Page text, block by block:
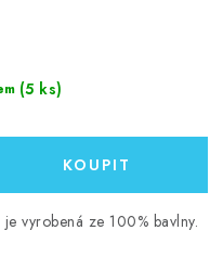
(5 ks)
vyrobená ze 100% bavlny.